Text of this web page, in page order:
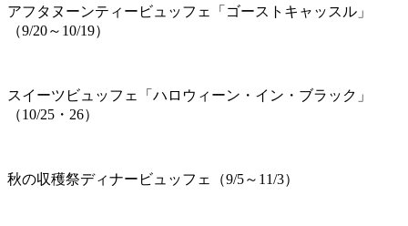
アフタヌーンティービュッフェ「ゴーストキャッスル」
（9/20～10/19）
スイーツビュッフェ「ハロウィーン・イン・ブラック」
（10/25・26）
秋の収穫祭ディナービュッフェ（9/5～11/3）